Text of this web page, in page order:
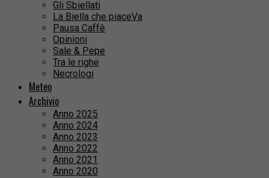
Gli Sbiellati
La Biella che piaceVa
Pausa Caffè
Opinioni
Sale & Pepe
Tra le righe
Necrologi
Meteo
Archivio
Anno 2025
Anno 2024
Anno 2023
Anno 2022
Anno 2021
Anno 2020